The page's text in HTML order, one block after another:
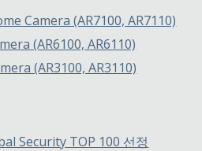
Camera (AR7100, AR7110)
(AR6100, AR6110)
(AR3100, AR3110)
Security TOP 100 선정